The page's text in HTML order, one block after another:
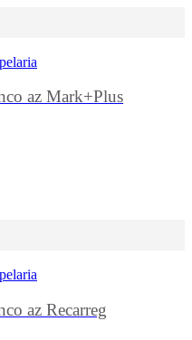
az Mark+Plus
az Recarreg